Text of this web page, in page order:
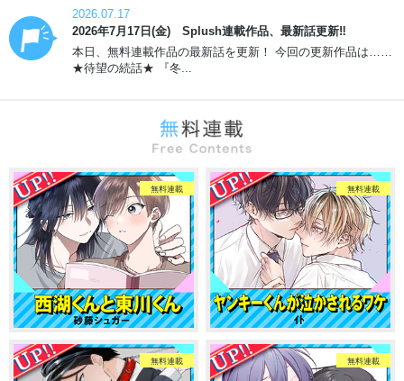
2026.07.17
2026年7月17日(金) Splush連載作品、最新話更新‼
本日、無料連載作品の最新話を更新！ 今回の更新作品は……
★待望の続話★ 『冬...
無料連載 無料連載
無料連載 無料連載